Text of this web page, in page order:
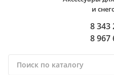
и
8 343
8 967